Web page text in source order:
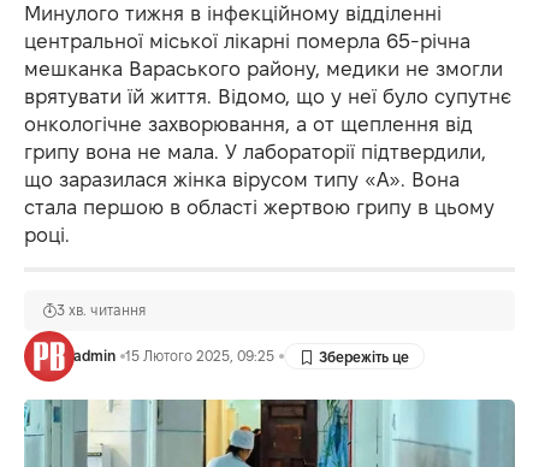
Минулого тижня в інфекційному відділенні
центральної міської лікарні померла 65-річна
мешканка Вараського району, медики не змогли
врятувати їй життя. Відомо, що у неї було супутнє
онкологічне захворювання, а от щеплення від
грипу вона не мала. У лабораторії підтвердили,
що заразилася жінка вірусом типу «А». Вона
стала першою в області жертвою грипу в цьому
році.
admin 15 Лютого 2025, 09:25
3 хв. читання